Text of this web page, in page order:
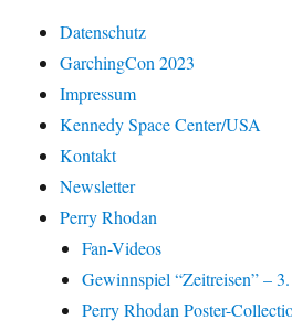
Datenschutz
GarchingCon 2023
Impressum
Kennedy Space Center/USA
Kontakt
Newsletter
Perry Rhodan
Fan-Videos
Gewinnspiel “Zeitreisen” –
Perry Rhodan Poster-